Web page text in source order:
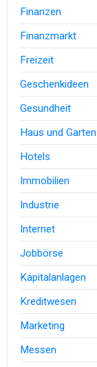
Finanzen
Finanzmarkt
Freizeit
Geschenkideen
Gesundheit
Haus und Garten
Hotels
Immobilien
Industrie
Internet
Jobbörse
Kapitalanlagen
Kreditwesen
Marketing
Messen